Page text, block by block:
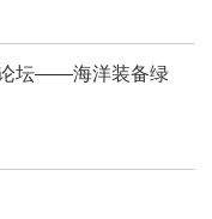
论坛——海洋装备绿